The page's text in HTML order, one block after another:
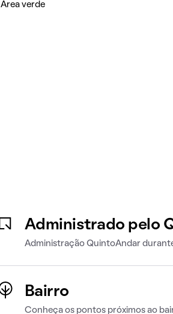
Área verde
Administrado pelo
Administração QuintoAndar
Bairro
Conheça os pontos próximos ao